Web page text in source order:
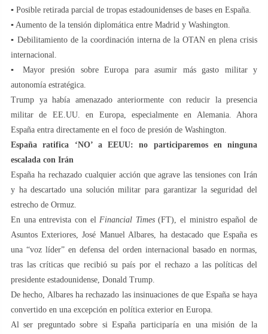
▪️ Posible retirada parcial de tropas estadounidenses de bases en España.
▪️ Aumento de la tensión diplomática entre Madrid y Washington.
▪️ Debilitamiento de la coordinación interna de la OTAN en plena crisis
internacional.
▪️ Mayor presión sobre Europa para asumir más gasto militar y
autonomía estratégica.
Trump ya había amenazado anteriormente con reducir la presencia
militar de EE.UU. en Europa, especialmente en Alemania. Ahora
España entra directamente en el foco de presión de Washington.
España ratifica ‘NO’ a EEUU: no participaremos en ninguna
escalada con Irán
España ha rechazado cualquier acción que agrave las tensiones con Irán
y ha descartado una solución militar para garantizar la seguridad del
estrecho de Ormuz.
En una entrevista con el Financial Times(FT), el ministro español de
Asuntos Exteriores, José Manuel Albares, ha destacado que España es
una “voz líder” en defensa del orden internacional basado en normas,
tras las críticas que recibió su país por el rechazo a las políticas del
presidente estadounidense, Donald Trump.
De hecho, Albares ha rechazado las insinuaciones de que España se haya
convertido en una excepción en política exterior en Europa.
Al ser preguntado sobre si España participaría en una misión de la